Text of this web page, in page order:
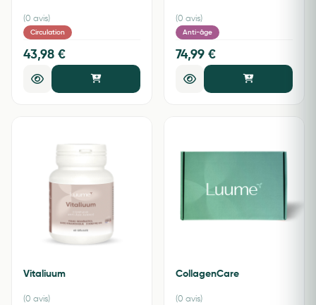
(0 avis)
Circulation
43,98 €
(0 avis)
Anti-âge
74,99 €
Vitaliuum
(0 avis)
CollagenCare
(0 avis)